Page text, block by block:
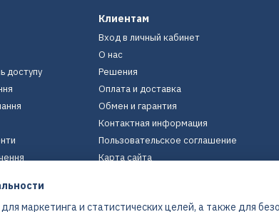
доступу
Клиентам
Вход в личный кабинет
О нас
Решения
Оплата и доставка
Обмен и гарантия
Контактная информация
Пользовательское соглашение
Карта сайта
маркетинга и статистических целей, а также для